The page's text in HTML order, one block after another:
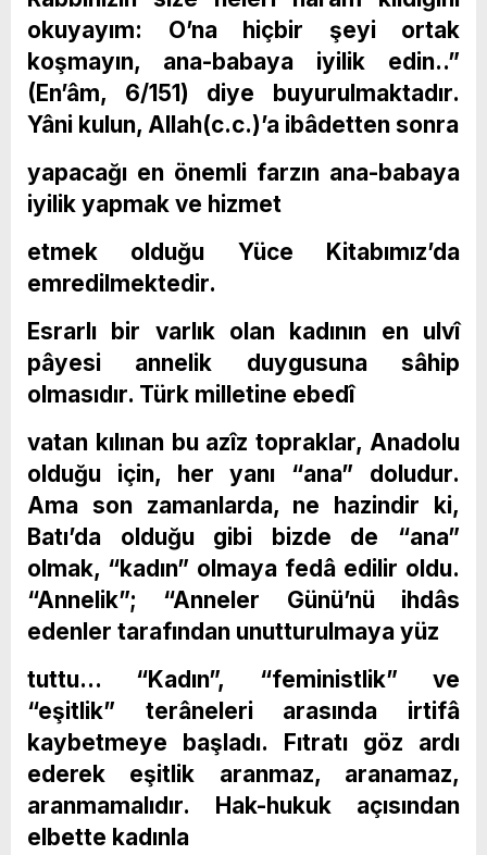
okuyayım: O’na hiçbir şeyi ortak
koşmayın, ana-babaya iyilik edin..”
(En’âm, 6/151) diye buyurulmaktadır.
Yâni kulun, Allah(c.c.)’a ibâdetten sonra
yapacağı en önemli farzın ana-babaya
iyilik yapmak ve hizmet
etmek olduğu Yüce Kitabımız’da
emredilmektedir.
Esrarlı bir varlık olan kadının en ulvî
pâyesi annelik duygusuna sâhip
olmasıdır. Türk milletine ebedî
vatan kılınan bu azîz topraklar, Anadolu
olduğu için, her yanı “ana” doludur.
Ama son zamanlarda, ne hazindir ki,
Batı’da olduğu gibi bizde de “ana”
olmak, “kadın” olmaya fedâ edilir oldu.
“Annelik”; “Anneler Günü’nü ihdâs
edenler tarafından unutturulmaya yüz
tuttu… “Kadın”, “feministlik” ve
“eşitlik” terâneleri arasında irtifâ
kaybetmeye başladı. Fıtratı göz ardı
ederek eşitlik aranmaz, aranamaz,
aranmamalıdır. Hak-hukuk açısından
elbette kadınla